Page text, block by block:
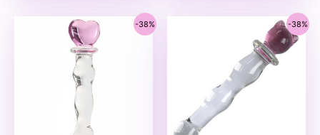
-38% -38%